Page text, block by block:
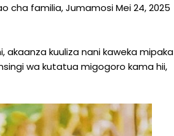
cha familia, Jumamosi Mei 24, 2025
kuuliza nani kaweka mipaka
wa kutatua migogoro kama hii,